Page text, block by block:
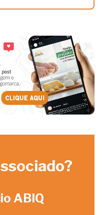
ABIQ